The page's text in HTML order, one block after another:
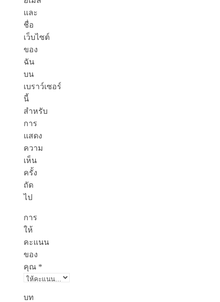
และ
ชื่อ
เว็บไซต์
ของ
ฉัน
บน
เบราว์เซอร์
นี้
สำหรับ
การ
แสดง
ความ
เห็น
ครั้ง
ถัด
ไป
การ
ให้
คะแนน
ของ
คุณ *
บท